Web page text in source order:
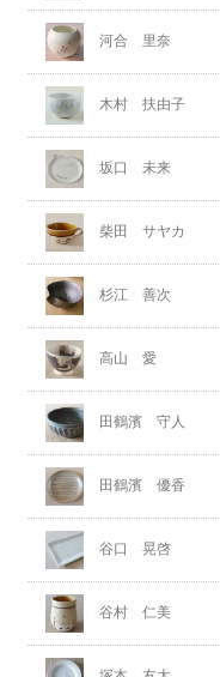
河合 里奈
木村 扶由子
坂口 未来
柴田 サヤカ
杉江 善次
高山 愛
田鶴濱 守人
田鶴濱 優香
谷口 晃啓
谷村 仁美